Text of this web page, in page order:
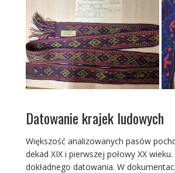
Datowanie krajek ludowych
Większość analizowanych pasów
dekad XIX i pierwszej połowy XX
dokładnego datowania. W